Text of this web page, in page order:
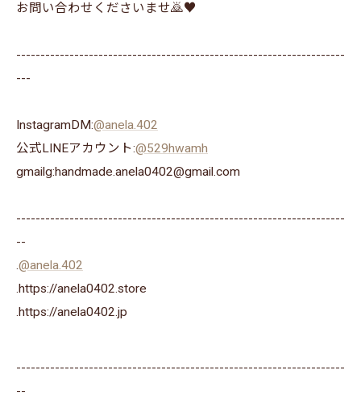
お問い合わせくださいませ🙇♥️
--------------------------------------------------------------------
---
InstagramDM:@anela.402
公式LINEアカウント:@529hwamh
gmailg:handmade.anela0402@gmail.com
--------------------------------------------------------------------
--
.@anela.402
.https://anela0402.store
⁡.https://anela0402.jp⁡⁡
--------------------------------------------------------------------
--